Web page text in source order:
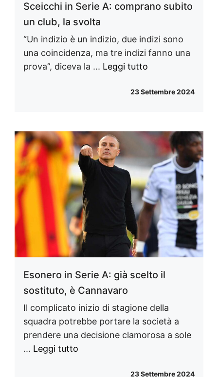
Sceicchi in Serie A: comprano subito
un club, la svolta
“Un indizio è un indizio, due indizi sono
una coincidenza, ma tre indizi fanno una
prova”, diceva la ... Leggi tutto
23 Settembre 2024
Esonero in Serie A: già scelto il
sostituto, è Cannavaro
Il complicato inizio di stagione della
squadra potrebbe portare la società a
prendere una decisione clamorosa a sole
... Leggi tutto
23 Settembre 2024